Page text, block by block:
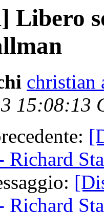
Libero
christian
15:08:13
Richard
Richard